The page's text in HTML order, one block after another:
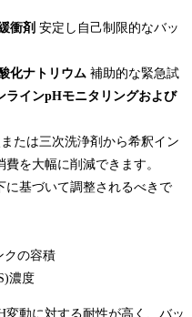
衝剤 安定し自己制限的なバッ
化ナトリウム 補助的な緊急試
ラインpHモニタリングおよび
たは三次洗浄剤から希釈イン
を大幅に削減できます。
に基づいて調整されるべきで
クの容積
濃度
変動に対する耐性が高く、バッ